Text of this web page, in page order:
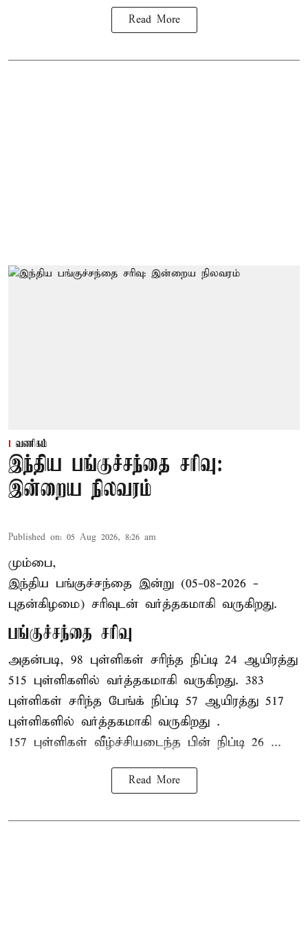
Read More
வணிகம்
இந்திய பங்குச்சந்தை சரிவு:
இன்றைய நிலவரம்
Published on: 05 Aug 2026, 8:26 am
மும்பை,
இந்திய பங்குச்சந்தை இன்று (05-08-2026 -
புதன்கிழமை) சரிவுடன் வர்த்தகமாகி வருகிறது.
பங்குச்சந்தை சரிவு
அதன்படி, 98 புள்ளிகள் சரிந்த நிப்டி 24 ஆயிரத்து
515 புள்ளிகளில் வர்த்தகமாகி வருகிறது. 383
புள்ளிகள் சரிந்த பேங்க் நிப்டி 57 ஆயிரத்து 517
புள்ளிகளில் வர்த்தகமாகி வருகிறது .
157 புள்ளிகள் வீழ்ச்சியடைந்த பின் நிப்டி 26 ...
Read More